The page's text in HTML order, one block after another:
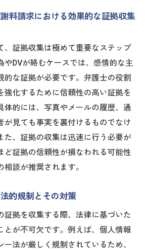
明する大阪府での慰謝料請求の
プ
における各ステップの注意点と
める慰謝料請求の手続きの流れ
導する慰謝料請求の効果的な進
のステップと弁護士の役割
ト
料請求における効果的な証拠収集
、証拠収集は極めて重要なステップ
やDVが絡むケースでは、感情的な主
的な証拠が必要です。弁護士の役割
強化するために信頼性の高い証拠を
体的には、写真やメールの履歴、通
が見ても事実を裏付けるものでなけ
た、証拠の収集は迅速に行う必要が
ど証拠の信頼性が損なわれる可能性
談が推奨されます。
的規制とその対策
証拠を収集する際、法律に基づいた
とが不可欠です。例えば、個人情報
法が厳しく規制されているため、